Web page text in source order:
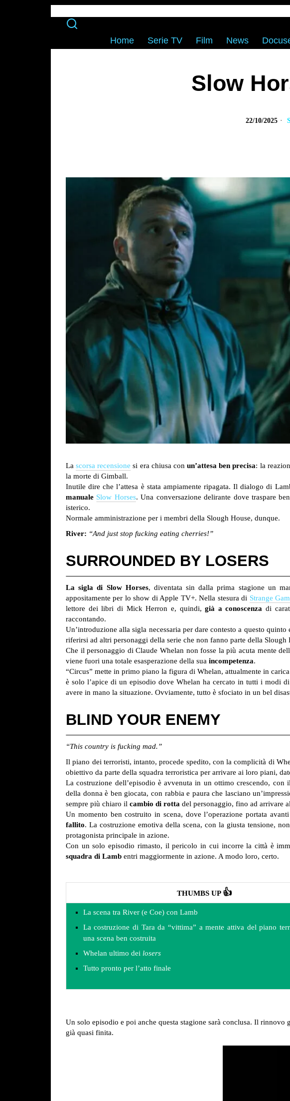
Home Serie TV Film News
Slow
22/10/2025
Lascorsa recensione si era chiusa conun’attesa ben precisa: la
la morte di Gimball.
Inutile dire che l’attesa è stata ampiamente ripagata. Il dialogo di
manuale Slow Horses. Una conversazione delirante dove traspare
isterico.
Normale amministrazione per i membri della Slough House, dunque.
River: “And just stop fucking eating cherries!”
SURROUNDED BY LOSERS
La sigla di Slow Horses, diventata sin dalla prima stagione un
appositamente per lo show di Apple TV+. Nella stesura di Strange
lettore dei libri di Mick Herron e, quindi, già a conoscenza di
raccontando.
Un’introduzione alla sigla necessaria per dare contesto a questo
riferirsi ad altri personaggi della serie che non fanno parte della Slough
Che il personaggio di Claude Whelan non fosse la più acuta mente
viene fuori una totale esasperazione della sua incompetenza.
“Circus” mette in primo piano la figura di Whelan, attualmente in
è solo l’apice di un episodio dove Whelan ha cercato in tutti i modi
avere in mano la situazione. Ovviamente, tutto è sfociato in un bel
BLIND YOUR ENEMY
“This country is fucking mad.”
Il piano dei terroristi, intanto, procede spedito, con la complicità di
obiettivo da parte della squadra terroristica per arrivare ai loro piani,
La costruzione dell’episodio è avvenuta in un ottimo crescendo, con
della donna è ben giocata, con rabbia e paura che lasciano
sempre più chiaro il cambio di rotta del personaggio, fino ad arrivare
Un momento ben costruito in scena, dove l’operazione portata
fallito. La costruzione emotiva della scena, con la giusta tensione,
protagonista principale in azione.
Con un solo episodio rimasto, il pericolo in cui incorre la città è
squadra di Lamb entri maggiormente in azione. A modo loro, certo.
THUMBS UP 👍
La scena tra River (e Coe) con Lamb
La costruzione di Tara da “vittima” a mente attiva del piano
una scena ben costruita
Whelan ultimo dei losers
Tutto pronto per l’atto finale
Un solo episodio e poi anche questa stagione sarà conclusa. Il rinnovo
già quasi finita.